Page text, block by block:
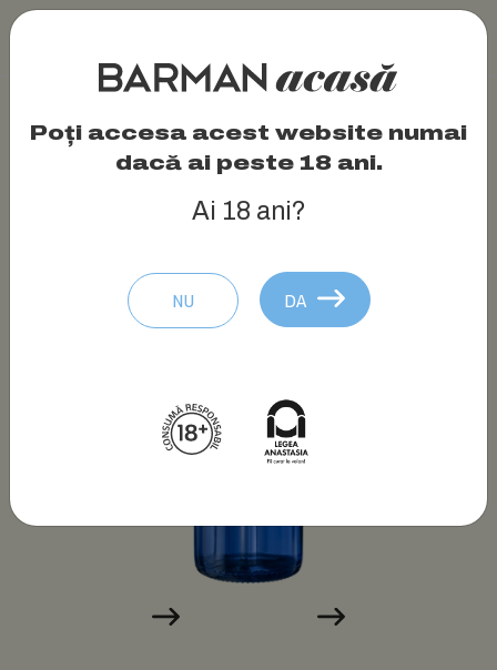
Poți accesa acest website numai
dacă ai peste 18 ani.
Ai 18 ani?
NU DA